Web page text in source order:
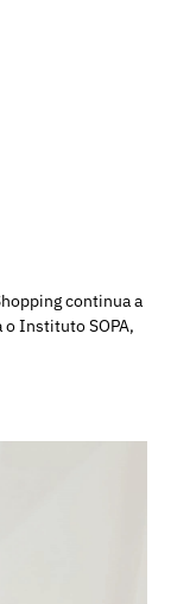
continua a
Instituto SOPA,